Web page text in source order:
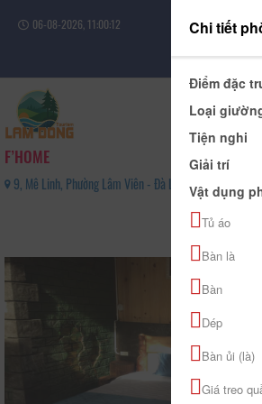
06-08-2026, 11:00:12
F’HOME
9, Mê Linh, Phường Lâm Viên - Đà Lạt, Tỉnh Lâm Đồng
Chi tiết
Điểm đặc
Loại
Tiện nghi
Giải trí
Vật dụng
Tủ áo
Bàn là
Bàn
Dép
Bàn ủi (là)
Giá treo